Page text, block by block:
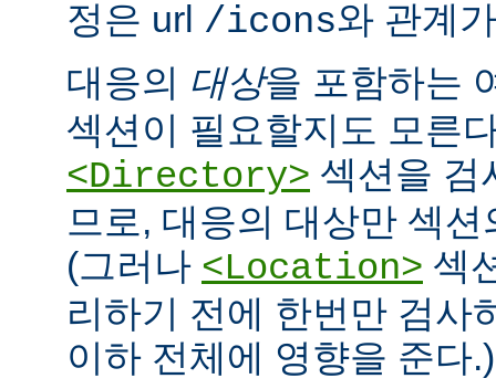
정은 url /icons와 관계
대응의 대상을 포함하는
섹션이 필요할지도 모른
<Directory> 섹션을 검
므로, 대응의 대상만 섹
(그러나 <Location> 섹
리하기 전에 한번만 검사
이하 전체에 영향을 준다.)